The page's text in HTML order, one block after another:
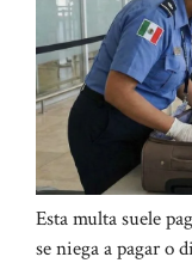
Esta multa suele
se niega a pagar o